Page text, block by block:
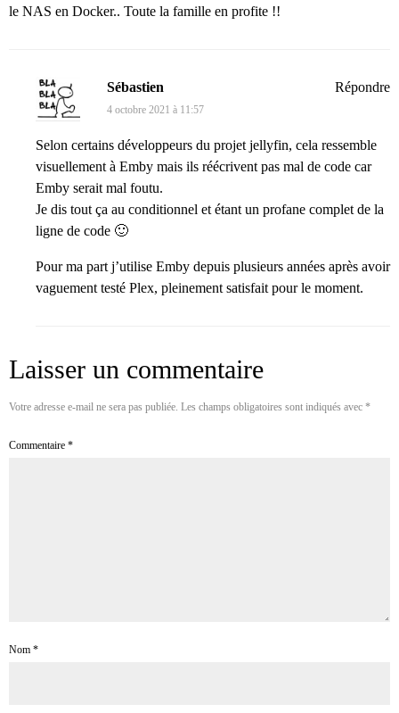
le NAS en Docker.. Toute la famille en profite !!
Sébastien
4 octobre 2021 à 11:57
Selon certains développeurs du projet jellyfin, cela ressemble
visuellement à Emby mais ils réécrivent pas mal de code car
Emby serait mal foutu.
Je dis tout ça au conditionnel et étant un profane complet de la
ligne de code 🙂
Pour ma part j’utilise Emby depuis plusieurs années après avoir
vaguement testé Plex, pleinement satisfait pour le moment.
Répondre
Laisser un commentaire
Votre adresse e-mail ne sera pas publiée. Les champs obligatoires sont indiqués avec *
Commentaire *
Nom *